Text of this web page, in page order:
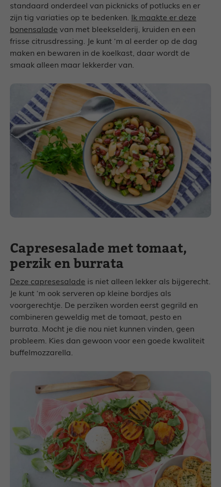
standaard onderdeel van picknicks of potlucks en er
zijn tig variaties op te bedenken.
Ik maakte er deze
bonensalade van met bleekselderij, kruiden en een
frisse citrusdressing. Je kunt ‘m al eerder op de dag
maken en bewaren in de koelkast, daar wordt de
smaak alleen maar lekkerder van.
Capresesalade met tomaat,
perzik en burrata
Deze capresesalade is niet alleen lekker als bijgerecht.
Je kunt ‘m ook serveren op kleine bordjes als
voorgerechtje. De perziken worden eerst gegrild en
combineren geweldig met de tomaat, pesto en
burrata. Mocht je die nou niet kunnen vinden, geen
probleem. Kies dan gewoon voor een goede kwaliteit
buffelmozzarella.